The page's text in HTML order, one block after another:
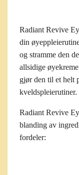
Radiant Revive
din
og stramme den
allsidige
gjør den til et helt
kveldspleierutiner.
Radiant Revive
blanding av
fordeler: